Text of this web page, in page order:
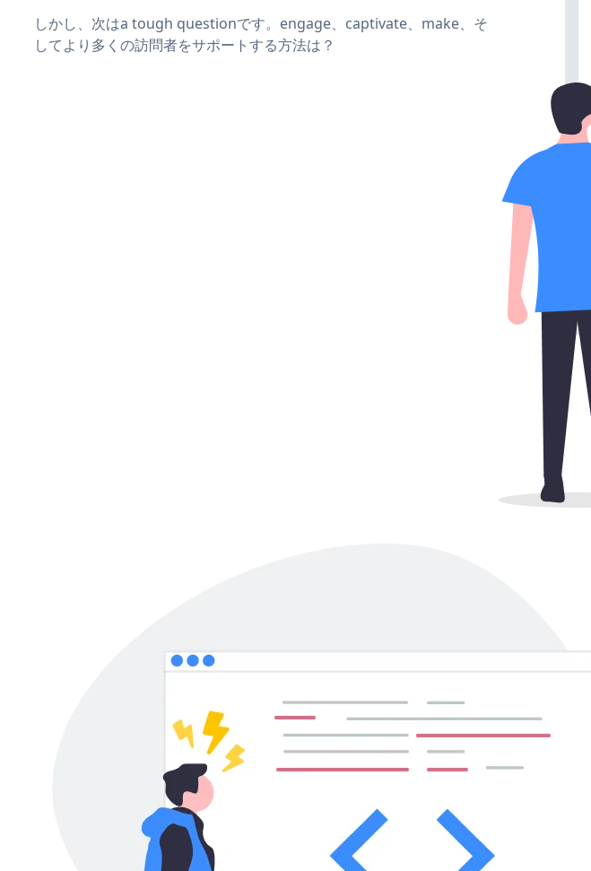
しかし、次はa tough questionです。engage、captivate、make、そ
してより多くの訪問者をサポートする方法は？